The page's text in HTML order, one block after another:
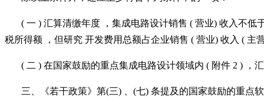
( 一 ) 汇算清缴年度 ，集成电路设计销售 ( 营业) 收入不低
税所得额 ，但研究 开发费用总额占企业销售 ( 营业) 收入 (
( 二 ) 在国家鼓励的重点集成电路设计领域内 ( 附件 2 ) ，
三、《若干政策》第(三) 、(七) 条提及的国家鼓励的重点